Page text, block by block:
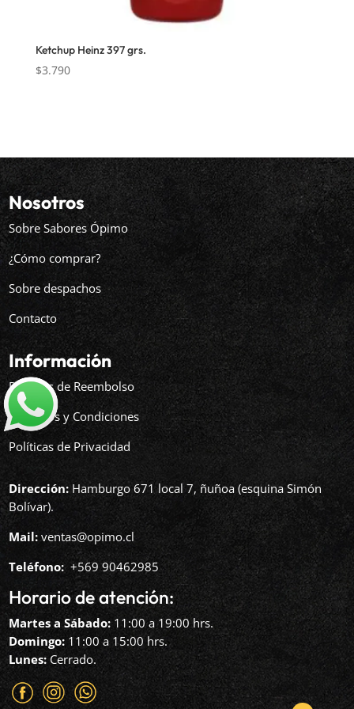
Ketchup Heinz 397 grs.
$3.790
Nosotros
Sobre Sabores Ópimo
¿Cómo comprar?
Sobre despachos
Contacto
Información
Políticas de Reembolso
Términos y Condiciones
Políticas de Privacidad
Dirección: Hamburgo 671 local 7, ñuñoa (esquina Simón
Bolívar).
Mail: ventas@opimo.cl
Teléfono: ‪+569 90462985‬
Horario de atención:
Martes a Sábado: 11:00 a 19:00 hrs.
Domingo: 11:00 a 15:00 hrs.
Lunes: Cerrado.